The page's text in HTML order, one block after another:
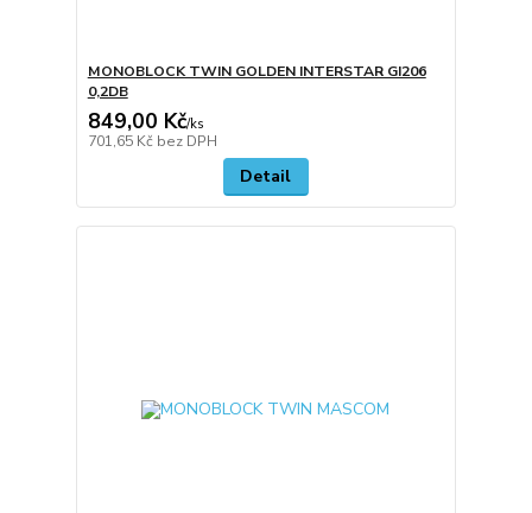
MONOBLOCK TWIN GOLDEN INTERSTAR GI206
0,2DB
849,00 Kč/ks
701,65 Kč bez DPH
Detail